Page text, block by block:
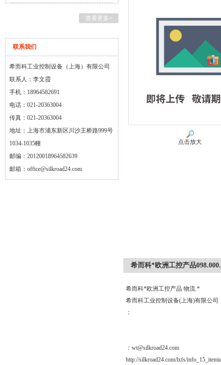
查看更多+
联系我们
希而科工业控制设备（上海）有限公司
联系人：李文霞
手机：18964582691
电话：021-20363004
传真：021-20363004
地址：上海市浦东新区川沙王桥路999号
1034-1035幢
邮编：20120018964582639
邮箱： office@silkroad24.com
点击放大
希而科*欧洲工控产品
希而科*欧洲工控产品 物流 *
希而科工业控制设备(上海)有限公
：
：wt@silkroad24.com
http://silkroad24.com/lxfs/